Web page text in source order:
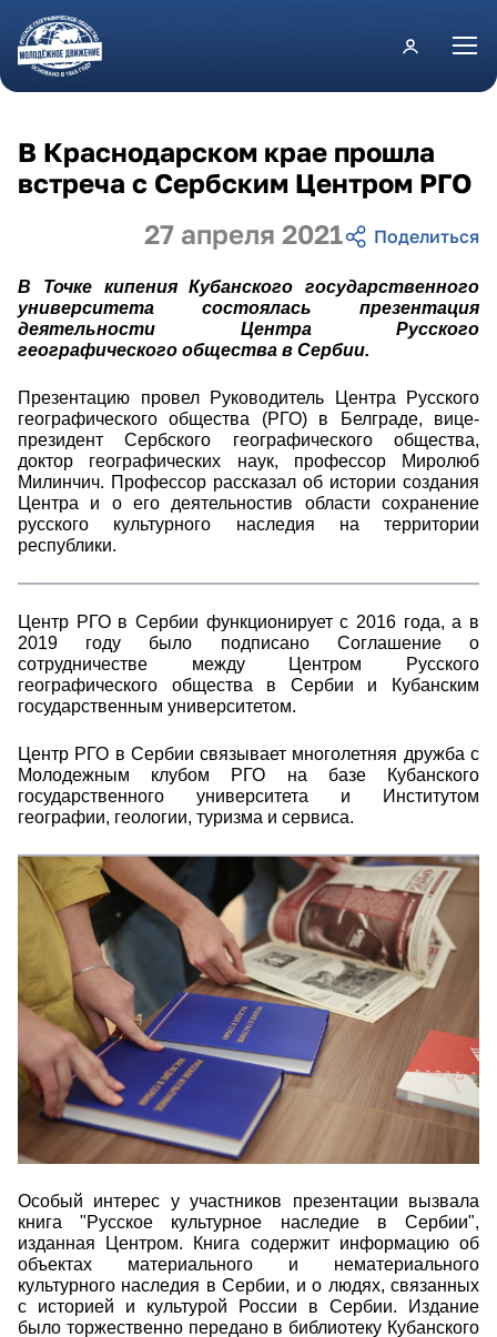
Перейти к основному содержанию
27 апреля 2021
В Краснодарском крае прошла
встреча с Сербским Центром РГО
В Точке кипения Кубанского государственного
университета состоялась презентация
деятельности Центра Русского
географического общества в Сербии.
Презентацию провел Руководитель Центра Русского
географического общества (РГО) в Белграде, вице-
президент Сербского географического общества,
доктор географических наук, профессор Миролюб
Милинчич. Профессор рассказал об истории создания
Центра и о его деятельностив области сохранение
русского культурного наследия на территории
республики.
Центр РГО в Сербии функционирует с 2016 года, а в
2019 году было подписано Соглашение о
сотрудничестве между Центром Русского
географического общества в Сербии и Кубанским
государственным университетом.
Центр РГО в Сербии связывает многолетняя дружба с
Молодежным клубом РГО на базе Кубанского
государственного университета и Институтом
географии, геологии, туризма и сервиса.
Книга "Русское культурное наследие в
Сербии"
Особый интерес у участников презентации вызвала
книга "Русское культурное наследие в Сербии",
изданная Центром. Книга содержит информацию об
объектах материального и нематериального
культурного наследия в Сербии, и о людях, связанных
с историей и культурой России в Сербии. Издание
было торжественно передано в библиотеку Кубанского